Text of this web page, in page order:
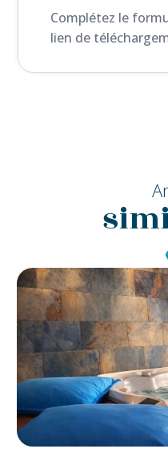
Complétez le
lien de